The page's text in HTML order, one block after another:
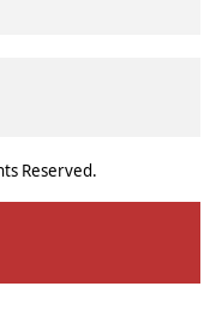
Reserved.